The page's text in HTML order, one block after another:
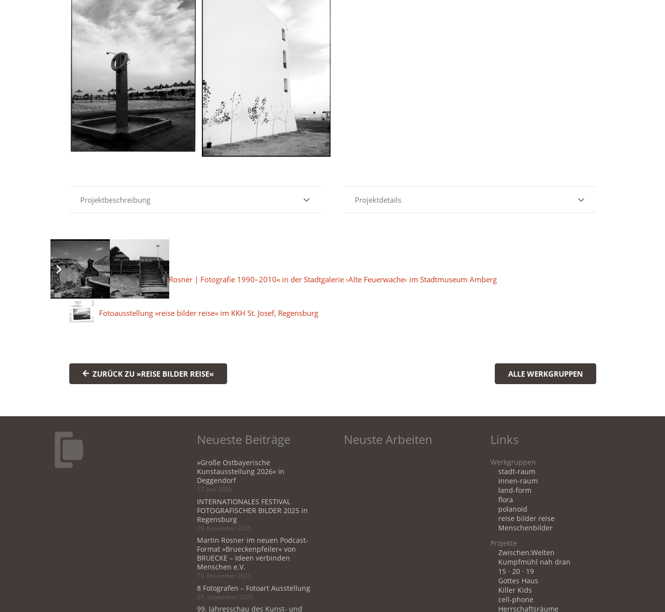
Projektbeschreibung Projektdetails
Verwandte Einträge
Ausstellung »Martin Rosner | Fotografie 1990–2010« in der Stadtgalerie ›Alte Feuerwache‹ im Stadtmuseum Amberg
Fotoausstellung »reise bilder reise« im KKH St. Josef, Regensburg
ZURÜCK ZU »REISE BILDER REISE« ALLE WERKGRUPPEN
Neueste Beiträge
»Große Ostbayerische
Kunstausstellung 2026« in
Deggendorf
17. Juni 2026
INTERNATIONALES FESTIVAL
FOTOGRAFISCHER BILDER 2025 in
Regensburg
20. November 2025
Martin Rosner im neuen Podcast-
Format »Brueckenpfeiler« von
BRUECKE – Ideen verbinden
Menschen e.V.
10. November 2025
8 Fotografen – Fotoart Ausstellung
29. September 2025
99. Jahresschau des Kunst- und
Neuste Arbeiten Links
Werkgruppen
stadt-raum
innen-raum
land-form
flora
polanoid
reise bilder reise
Menschenbilder
Projekte
Zwischen:Welten
Kumpfmühl nah dran
15 · 20 · 19
Gottes Haus
Killer Kids
cell-phone
Herrschaftsräume